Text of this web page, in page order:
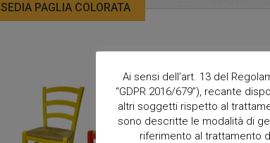
SEDIA PAGLIA COLORATA
Ai sensi dell’art. 13 del
“GDPR 2016/679”), recante
altri soggetti rispetto al
sono descritte le modalità di
riferimento al trattamento